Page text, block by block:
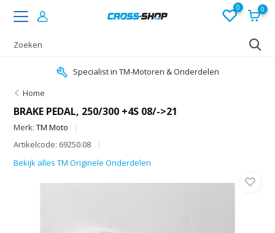
0 0
Specialist in TM-Motoren & Onderdelen
Home
BRAKE PEDAL, 250/300 +4S 08/->21
Merk:TM Moto
Artikelcode: 69250.08
Bekijk alles TM Originele Onderdelen